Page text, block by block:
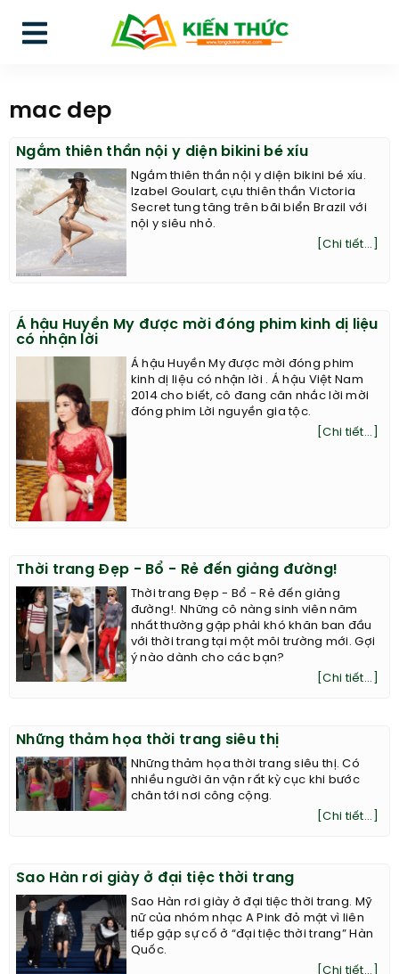
mac dep
Ngắm thiên thần nội y diện bikini bé xíu
Ngắm thiên thần nội y diện bikini bé xíu.
Izabel Goulart, cựu thiên thần Victoria
Secret tung tăng trên bãi biển Brazil với
nội y siêu nhỏ.
[Chi tiết...]
Á hậu Huyền My được mời đóng phim kinh dị liệu
có nhận lời
Á hậu Huyền My được mời đóng phim
kinh dị liệu có nhận lời . Á hậu Việt Nam
2014 cho biết, cô đang cân nhắc lời mời
đóng phim Lời nguyền gia tộc.
[Chi tiết...]
Thời trang Đẹp - Bổ - Rẻ đến giảng đường!
Thời trang Đẹp - Bổ - Rẻ đến giảng
đường!. Những cô nàng sinh viên năm
nhất thường gặp phải khó khăn ban đầu
với thời trang tại một môi trường mới. Gợi
ý nào dành cho các bạn?
[Chi tiết...]
Những thảm họa thời trang siêu thị
Những thảm họa thời trang siêu thị. Có
nhiều người ăn vận rất kỳ cục khi bước
chân tới nơi công cộng.
[Chi tiết...]
Sao Hàn rơi giày ở đại tiệc thời trang
Sao Hàn rơi giày ở đại tiệc thời trang. Mỹ
nữ của nhóm nhạc A Pink đỏ mặt vì liên
tiếp gặp sự cố ở “đại tiệc thời trang” Hàn
Quốc.
[Chi tiết...]